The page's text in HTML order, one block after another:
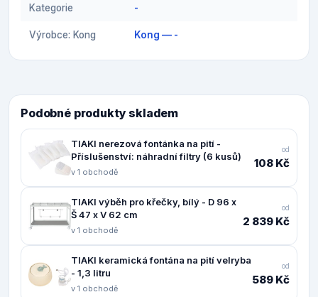
Kategorie -
Výrobce: Kong Kong — -
Podobné produkty skladem
TIAKI nerezová fontánka na pití -
Příslušenství: náhradní filtry (6 kusů)
v 1 obchodě
od
108 Kč
TIAKI výběh pro křečky, bílý - D 96 x
Š 47 x V 62 cm
v 1 obchodě
od
2 839 Kč
TIAKI keramická fontána na pití velryba
- 1,3 litru
v 1 obchodě
od
589 Kč